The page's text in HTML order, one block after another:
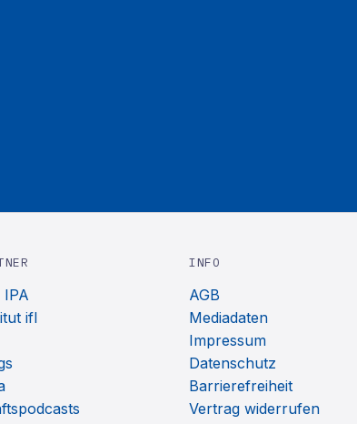
ifl
INFO
AGB
Mediadaten
Impressum
Datenschutz
Barrierefreiheit
Vertrag widerrufen